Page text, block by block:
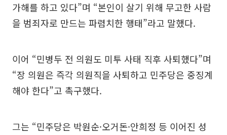
가해를 하고 있다”며 “본인이 살기 위해 무고한 사람
을 범죄자로 만드는 파렴치한 행태”라고 말했다.
이어 “민병두 전 의원도 미투 사태 직후 사퇴했다”며
“장 의원은 즉각 의원직을 사퇴하고 민주당은 중징계
해야 한다”고 촉구했다.
그는 “민주당은 박원순·오거돈·안희정 등 이어진 성